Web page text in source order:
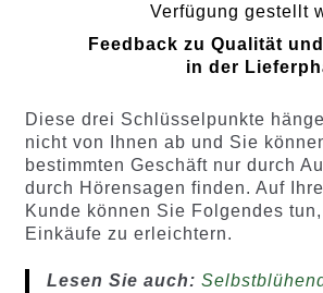
Verfügung gestellt
Feedback zu Qualität
in der
Diese drei Schlüsselpunkte
nicht von Ihnen ab und Sie
bestimmten Geschäft nur durch
durch Hörensagen finden. Auf
Kunde können Sie Folgendes
Einkäufe zu erleichtern.
Lesen Sie auch: